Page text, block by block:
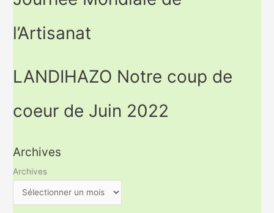
l’Artisanat
LANDIHAZO Notre coup de
coeur de Juin 2022
Archives
Archives